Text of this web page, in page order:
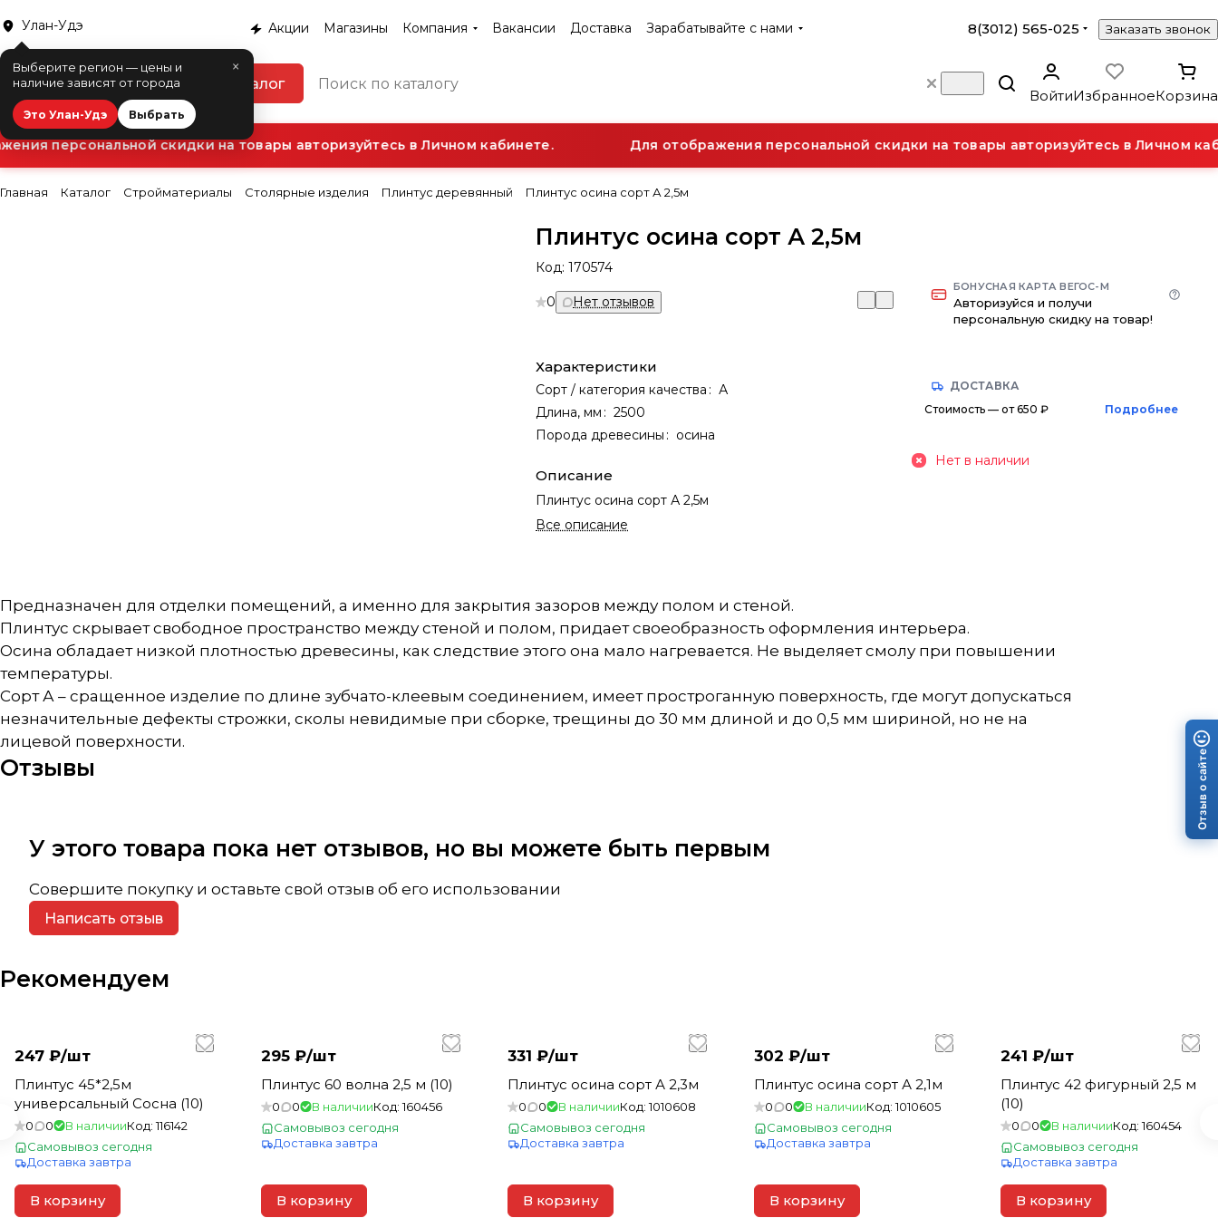
Улан-Удэ
×
Выберите регион — цены и
наличие зависят от города
Это Улан-Удэ Выбрать
Акции Магазины Компания Вакансии Доставка Зарабатывайте с нами 8(3012) 565-025 Заказать звонок
Каталог
ВойтиИзбранноеКорзина
персональной скидки на товары авторизуйтесь в Личном кабинете. Для отображения персональной скидки на товары авторизуйтесь в Личном
Главная Каталог Стройматериалы Столярные изделия Плинтус деревянный Плинтус осина сорт А 2,5м
Плинтус осина сорт А 2,5м
Код:170574
0 Нет отзывов
Характеристики
Сорт / категория качества : А
Длина, мм : 2500
Порода древесины : осина
Описание
Плинтус осина сорт А 2,5м
Все описание
БОНУСНАЯ КАРТА ВЕГОС-М
Авторизуйся и получи
персональную скидку на товар!
ДОСТАВКА
Стоимость — от 650 ₽
Подробнее
Нет в наличии
Предназначен для отделки помещений, а именно для закрытия зазоров между полом и стеной.
Плинтус скрывает свободное пространство между стеной и полом, придает своеобразность оформления интерьера.
Осина обладает низкой плотностью древесины, как следствие этого она мало нагревается. Не выделяет смолу при повышении
температуры.
Сорт А – сращенное изделие по длине зубчато-клеевым соединением, имеет простроганную поверхность, где могут допускаться
незначительные дефекты строжки, сколы невидимые при сборке, трещины до 30 мм длиной и до 0,5 мм шириной, но не на
лицевой поверхности.
Отзывы
У этого товара пока нет отзывов, но вы можете быть первым
Совершите покупку и оставьте свой отзыв об его использовании
Написать отзыв
Рекомендуем
247 ₽/шт
Плинтус 45*2,5м
универсальный Сосна (10)
0 0 В наличииКод:116142
Самовывоз сегодня
Доставка завтра
В корзину
295 ₽/шт
Плинтус 60 волна 2,5 м (10)
0 0 В наличииКод:160456
Самовывоз сегодня
Доставка завтра
В корзину
331 ₽/шт
Плинтус осина сорт А 2,3м
0 0 В наличииКод:1010608
Самовывоз сегодня
Доставка завтра
В корзину
302 ₽/шт
Плинтус осина сорт А 2,1м
0 0 В наличииКод:1010605
Самовывоз сегодня
Доставка завтра
В корзину
241 ₽/шт
Плинтус 42 фигурный 2,5 м
(10)
0 0 В наличииКод:160454
Самовывоз сегодня
Доставка завтра
В корзину
Отзыв о сайте